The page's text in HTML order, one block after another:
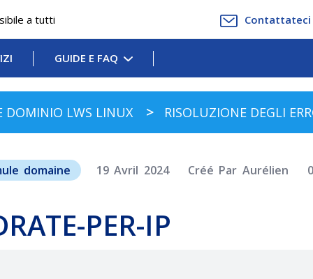
a tutti Contattateci
GUIDE E FAQ
DOMINIO LWS LINUX RISOLUZIONE DEGLI
domaine 19 Avril 2024 Créé Par Aurélien
PER-IP